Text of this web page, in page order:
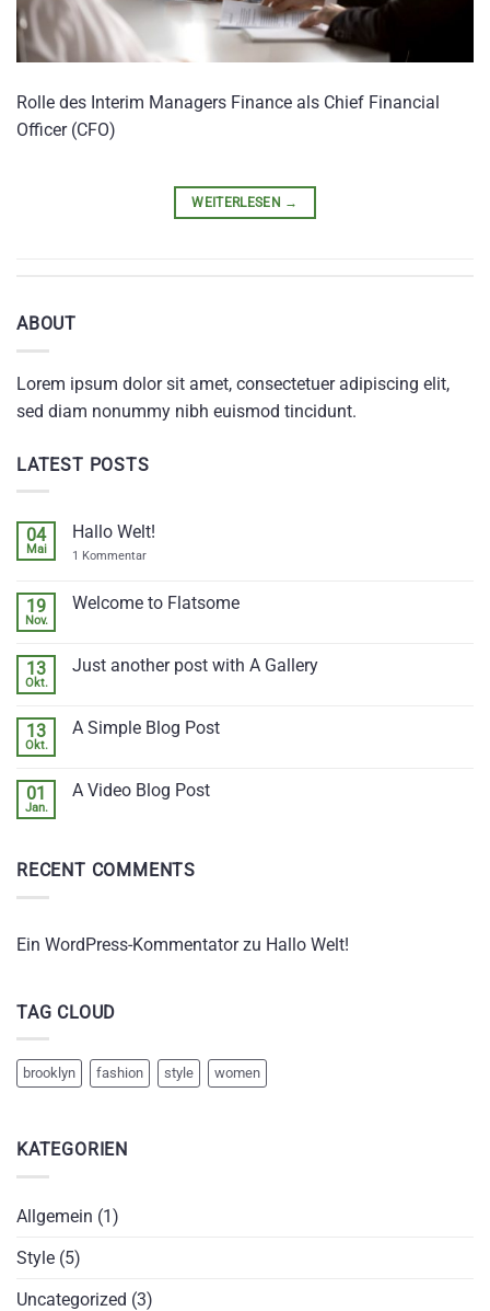
Rolle des Interim Managers Finance als Chief Financial
Officer (CFO)
WEITERLESEN →
ABOUT
Lorem ipsum dolor sit amet, consectetuer adipiscing elit,
sed diam nonummy nibh euismod tincidunt.
LATEST POSTS
04
Mai
Hallo Welt!
1 Kommentarzu
19
Nov.
Welcome to Flatsome
Welcome
13
Okt.
Just another post with A Gallery
Just
A
13
Okt.
A Simple Blog Post
A
01
Jan.
A Video Blog Post
Video
RECENT COMMENTS
Ein WordPress-Kommentatorzu Hallo Welt!
TAG CLOUD
brooklyn fashion style women
KATEGORIEN
Allgemein (1)
Style (5)
Uncategorized (3)